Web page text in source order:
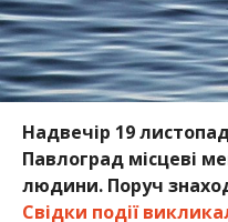
Надвечір 19
Павлоград місцеві
людини. Поруч
Свідки події